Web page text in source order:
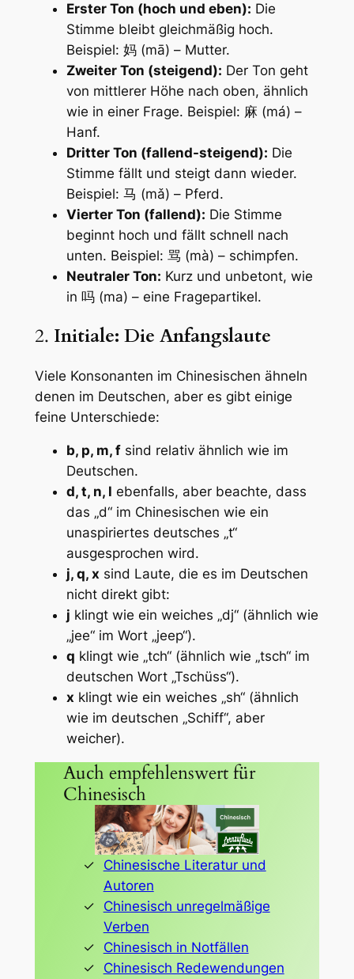
Erster Ton (hoch und eben): Die
Stimme bleibt gleichmäßig hoch.
Beispiel: 妈 (mā) – Mutter.
Zweiter Ton (steigend): Der Ton geht
von mittlerer Höhe nach oben, ähnlich
wie in einer Frage. Beispiel: 麻 (má) –
Hanf.
Dritter Ton (fallend-steigend): Die
Stimme fällt und steigt dann wieder.
Beispiel: 马 (mǎ) – Pferd.
Vierter Ton (fallend): Die Stimme
beginnt hoch und fällt schnell nach
unten. Beispiel: 骂 (mà) – schimpfen.
Neutraler Ton: Kurz und unbetont, wie
in 吗 (ma) – eine Fragepartikel.
2. Initiale: Die Anfangslaute
Viele Konsonanten im Chinesischen ähneln
denen im Deutschen, aber es gibt einige
feine Unterschiede:
b, p, m, fsind relativ ähnlich wie im
Deutschen.
d, t, n, l ebenfalls, aber beachte, dass
das „d“ im Chinesischen wie ein
unaspiriertes deutsches „t“
ausgesprochen wird.
j, q, x sind Laute, die es im Deutschen
nicht direkt gibt:
j klingt wie ein weiches „dj“ (ähnlich wie
„jee“ im Wort „jeep“).
q klingt wie „tch“ (ähnlich wie „tsch“ im
deutschen Wort „Tschüss“).
x klingt wie ein weiches „sh“ (ähnlich
wie im deutschen „Schiff“, aber
weicher).
Auch empfehlenswert für
Chinesisch
Chinesische Literatur und
Autoren
Chinesisch unregelmäßige
Verben
Chinesisch in Notfällen
Chinesisch Redewendungen